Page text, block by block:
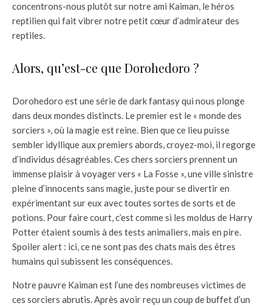
concentrons-nous plutôt sur notre ami Kaiman, le héros
reptilien qui fait vibrer notre petit cœur d’admirateur des
reptiles.
Alors, qu’est-ce que Dorohedoro ?
Dorohedoro est une série de dark fantasy qui nous plonge
dans deux mondes distincts. Le premier est le « monde des
sorciers », où la magie est reine. Bien que ce lieu puisse
sembler idyllique aux premiers abords, croyez-moi, il regorge
d’individus désagréables. Ces chers sorciers prennent un
immense plaisir à voyager vers « La Fosse », une ville sinistre
pleine d’innocents sans magie, juste pour se divertir en
expérimentant sur eux avec toutes sortes de sorts et de
potions. Pour faire court, c’est comme si les moldus de Harry
Potter étaient soumis à des tests animaliers, mais en pire.
Spoiler alert : ici, ce ne sont pas des chats mais des êtres
humains qui subissent les conséquences.
Notre pauvre Kaiman est l’une des nombreuses victimes de
ces sorciers abrutis. Après avoir reçu un coup de buffet d’un